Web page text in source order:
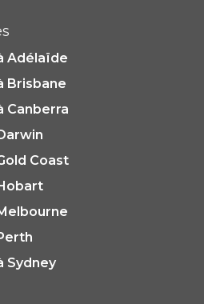
Adélaïde
Brisbane
Canberra
Coast
Sydney